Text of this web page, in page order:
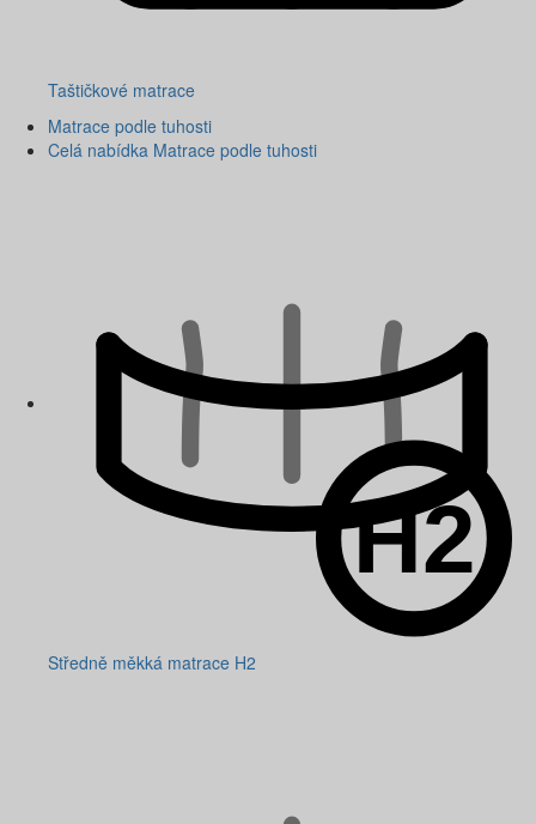
Taštičkové matrace
Matrace podle tuhosti
Celá nabídka Matrace podle tuhosti
Středně měkká matrace H2